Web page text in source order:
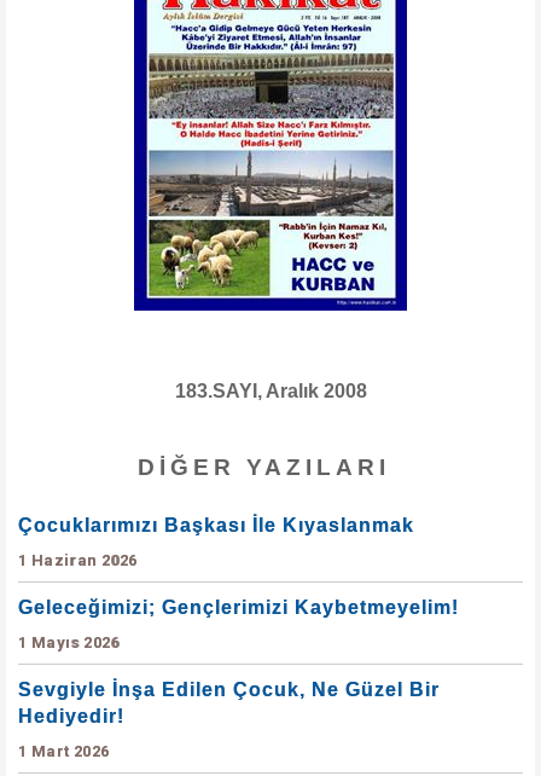
183.SAYI, Aralık 2008
DIĞER YAZILARI
Çocuklarımızı Başkası İle Kıyaslanmak
1 Haziran 2026
Geleceğimizi; Gençlerimizi Kaybetmeyelim!
1 Mayıs 2026
Sevgiyle İnşa Edilen Çocuk, Ne Güzel Bir
Hediyedir!
1 Mart 2026